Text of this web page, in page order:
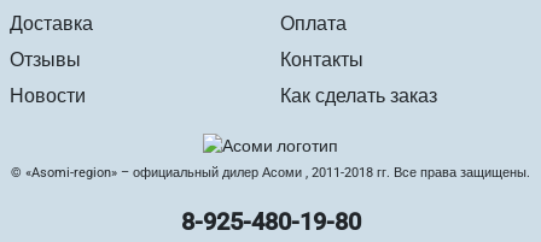
Доставка
Отзывы
Новости
Оплата
Контакты
Как сделать заказ
© «Asomi-region» – официальный дилер Асоми , 2011-2018 гг. Все права защищены.
8-925-480-19-80